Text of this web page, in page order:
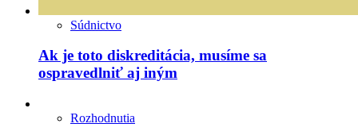
Súdnictvo
Ak je toto diskreditácia, musíme sa
ospravedlniť aj iným
Rozhodnutia